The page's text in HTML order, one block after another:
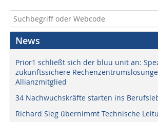
News
Prior1 schließt sich der bluu unit an:
zukunftssichere
Allianzmitglied
34 Nachwuchskräfte starten ins
Richard Sieg übernimmt Technische